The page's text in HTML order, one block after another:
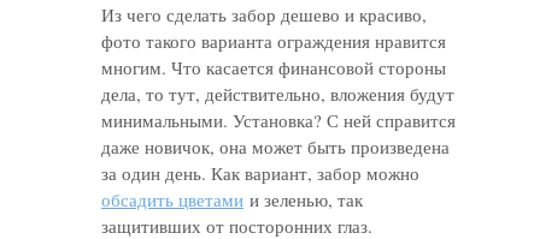
Из чего сделать забор дешево и красиво,
фото такого варианта ограждения нравится
многим. Что касается финансовой стороны
дела, то тут, действительно, вложения будут
минимальными. Установка? С ней справится
даже новичок, она может быть произведена
за один день. Как вариант, забор можно
обсадить цветами и зеленью, так
защитивших от посторонних глаз.